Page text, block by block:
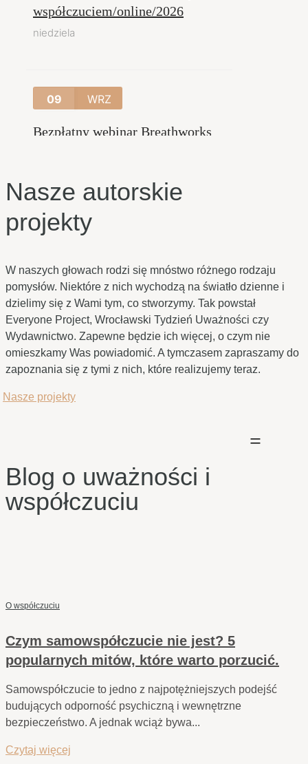
współczuciem/online/2026
niedziela
09 WRZ
Bezpłatny webinar Breathworks
Nasze autorskie
projekty
W naszych głowach rodzi się mnóstwo różnego rodzaju
pomysłów. Niektóre z nich wychodzą na światło dzienne i
dzielimy się z Wami tym, co stworzymy. Tak powstał
Everyone Project, Wrocławski Tydzień Uważności czy
Wydawnictwo. Zapewne będzie ich więcej, o czym nie
omieszkamy Was powiadomić. A tymczasem zapraszamy do
zapoznania się z tymi z nich, które realizujemy teraz.
Nasze projekty
Blog o uważności i
współczuciu
O współczuciu
Czym samowspółczucie nie jest? 5
popularnych mitów, które warto porzucić.
Samowspółczucie to jedno z najpotężniejszych podejść
budujących odporność psychiczną i wewnętrzne
bezpieczeństwo. A jednak wciąż bywa...
Czytaj więcej